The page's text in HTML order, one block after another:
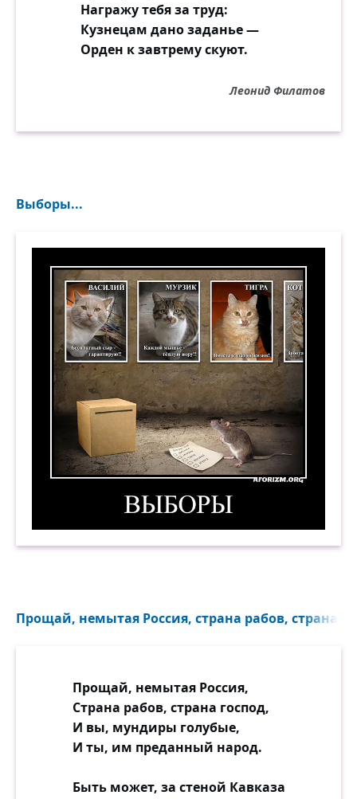
Награжу тебя за труд:
Кузнецам дано заданье —
Орден к завтрему скуют.
Леонид Филатов
Выборы...
Прощай, немытая Россия, страна рабов, страна
Прощай, немытая Россия,
Страна рабов, страна господ,
И вы, мундиры голубые,
И ты, им преданный народ.
Быть может, за стеной Кавказа